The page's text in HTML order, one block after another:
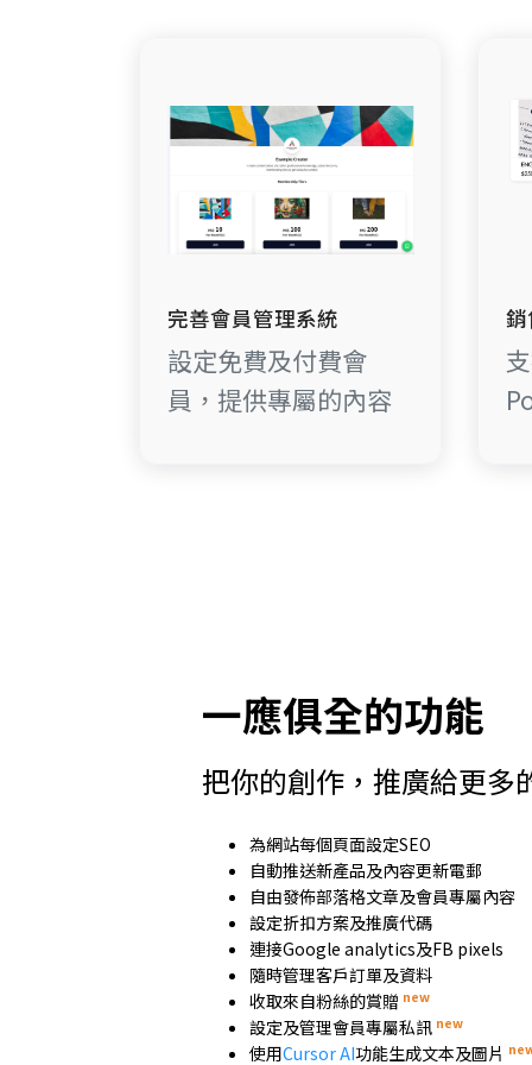
完善會員管理系統
設定免費及付費會
員，提供專屬的內容
一應俱全的功能
把你的創作，推廣給更多
為網站每個頁面設定SEO
自動推送新產品及內容更新電郵
自由發佈部落格文章及會員專屬內容
設定折扣方案及推廣代碼
連接Google analytics及FB pixels
隨時管理客戶訂單及資料
收取來自粉絲的賞贈 new
設定及管理會員專屬私訊 new
使用Cursor AI功能生成文本及圖片